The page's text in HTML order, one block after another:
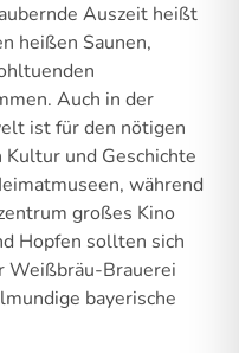
Auszeit heißt
heißen Saunen,
Auch in der
ist für den nötigen
und Geschichte
während
großes Kino
Hopfen sollten sich
Weißbräu-Brauerei
bayerische